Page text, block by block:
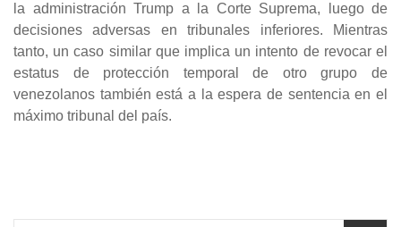
la administración Trump a la Corte Suprema, luego de
decisiones adversas en tribunales inferiores. Mientras
tanto, un caso similar que implica un intento de revocar el
estatus de protección temporal de otro grupo de
venezolanos también está a la espera de sentencia en el
máximo tribunal del país.